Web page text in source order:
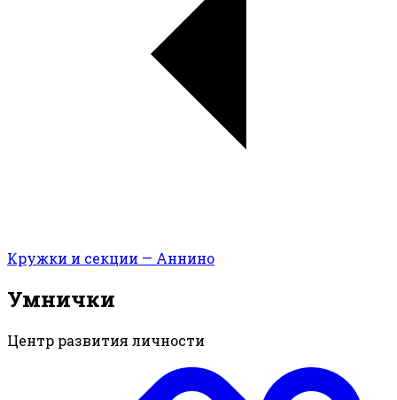
Кружки и секции — Аннино
Умнички
Центр развития личности